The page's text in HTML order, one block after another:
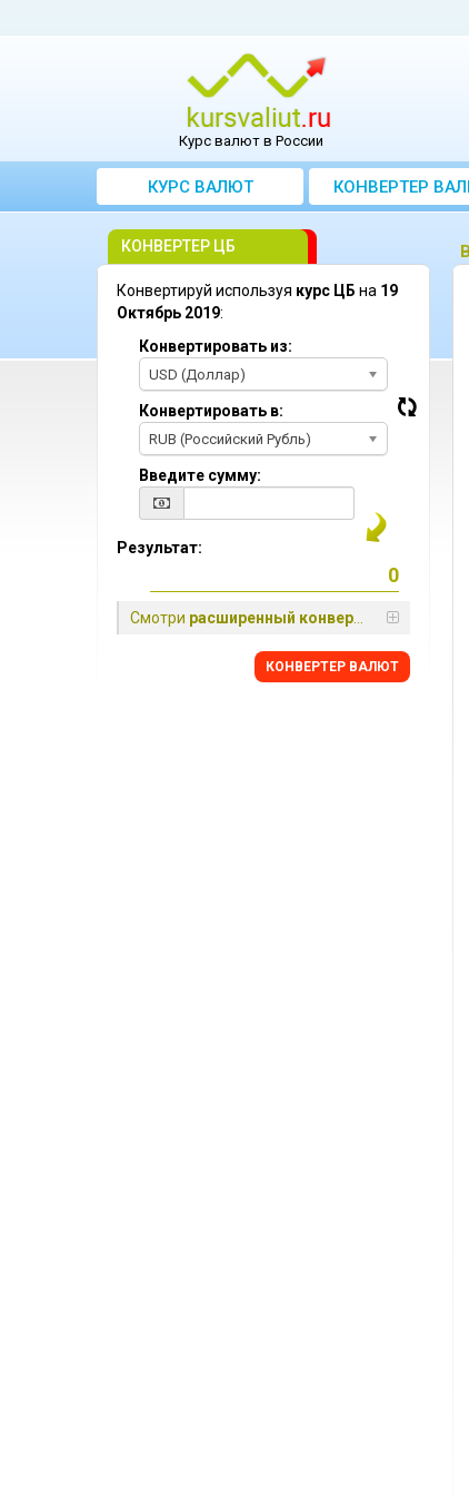
Курс валют в России
КУРС ВАЛЮТ КОНВЕРТЕР
КОНВЕРТЕР ЦБ
Конвертируй используя курс ЦБ на 19
Октябрь 2019:
Конвертировать из:
USD (Доллар)
Конвертировать в:
RUB (Российский Рубль)
Введите сумму:
Результат:
Смотри расширенный конвертер
КОНВЕРТЕР ВАЛЮТ